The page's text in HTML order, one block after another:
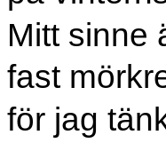
Mitt sinne
fast
för jag